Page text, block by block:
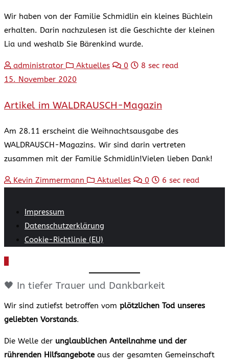
Wir haben von der Familie Schmidlin ein kleines Büchlein
erhalten. Darin nachzulesen ist die Geschichte der kleinen
Lia und weshalb Sie Bärenkind wurde.
administrator Aktuelles 0
8 sec read
15. November 2020
Artikel im WALDRAUSCH-Magazin
Am 28.11 erscheint die Weihnachtsausgabe des
WALDRAUSCH-Magazins. Wir sind darin vertreten
zusammen mit der Familie Schmidlin!Vielen lieben Dank!
Kevin Zimmermann Aktuelles 0 6 sec read
Impressum
Datenschutzerklärung
Cookie-Richtlinie (EU)
🖤 In tiefer Trauer und Dankbarkeit
Wir sind zutiefst betroffen vom plötzlichen Tod unseres
geliebten Vorstands.
Die Welle der unglaublichen Anteilnahme und der
rührenden Hilfsangeboteaus der gesamten Gemeinschaft